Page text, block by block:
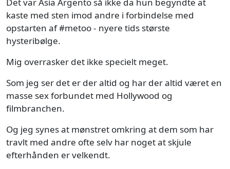
kaste med sten imod andre i forbindelse med
opstarten af #metoo - nyere tids største
hysteribølge.
Mig overrasker det ikke specielt meget.
Som jeg ser det er der altid og har der altid været en
masse sex forbundet med Hollywood og
filmbranchen.
Og jeg synes at mønstret omkring at dem som har
travlt med andre ofte selv har noget at skjule
efterhånden er velkendt.